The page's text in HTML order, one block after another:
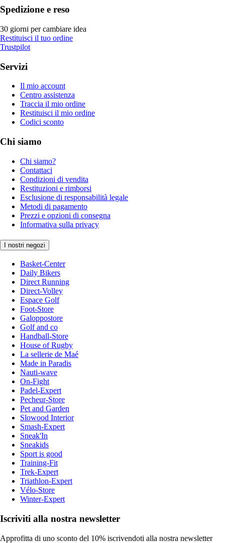
Spedizione e reso
30 giorni per cambiare idea
Restituisci il tuo ordine
Trustpilot
Servizi
Il mio account
Centro assistenza
Traccia il mio ordine
Restituisci il mio ordine
Codici sconto
Chi siamo
Chi siamo?
Contattaci
Condizioni di vendita
Restituzioni e rimborsi
Esclusione di responsabilità legale
Metodi di pagamento
Prezzi e opzioni di consegna
Informativa sulla privacy
I nostri negozi
Basket-Center
Daily Bikers
Direct Running
Direct-Volley
Espace Golf
Foot-Store
Galoppostore
Golf and co
Handball-Store
House of Rugby
La sellerie de Maé
Made in Paradis
Nauti-wave
On-Fight
Padel-Expert
Pecheur-Store
Pet and Garden
Slowood Interior
Smash-Expert
Sneak'In
Sneakids
Sport is good
Training-Fit
Trek-Expert
Triathlon-Expert
Vélo-Store
Winter-Expert
Iscriviti alla nostra newsletter
Approfitta di uno sconto del 10% iscrivendoti alla nostra newsletter